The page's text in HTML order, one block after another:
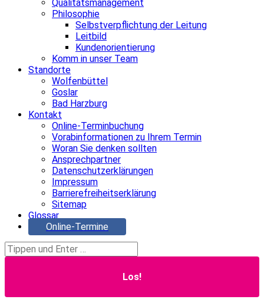
Qualitätsmanagement
Philosophie
Selbstverpflichtung der Leitung
Leitbild
Kundenorientierung
Komm in unser Team
Standorte
Wolfenbüttel
Goslar
Bad Harzburg
Kontakt
Online-Terminbuchung
Vorabinformationen zu Ihrem Termin
Woran Sie denken sollten
Ansprechpartner
Datenschutzerklärungen
Impressum
Barrierefreiheitserklärung
Sitemap
Glossar
Online-Termine
Search: